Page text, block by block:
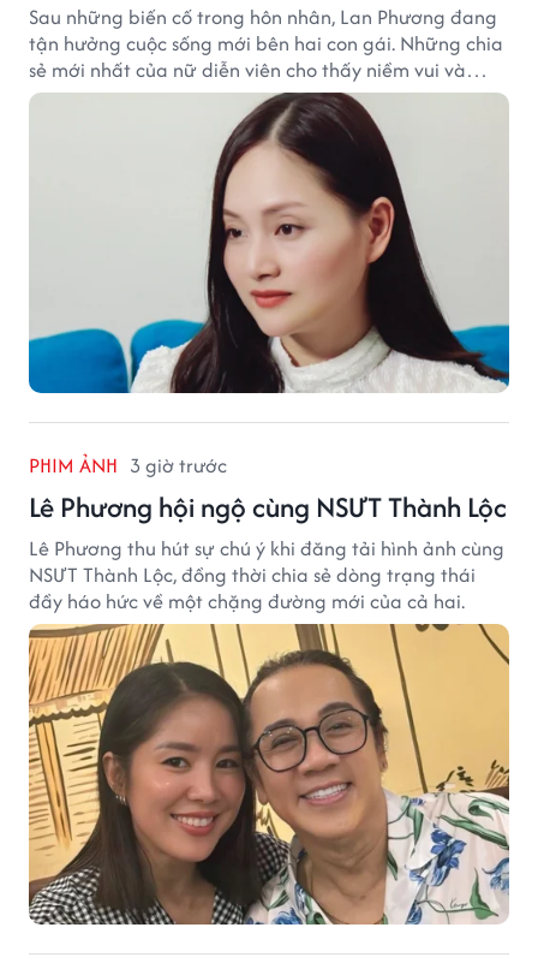
Sau những biến cố trong hôn nhân, Lan Phương đang
tận hưởng cuộc sống mới bên hai con gái. Những chia
sẻ mới nhất của nữ diễn viên cho thấy niềm vui và
hạnh phúc hiện tại đến từ những điều bình dị mỗi
PHIM ẢNH 3 giờ trước
Lê Phương hội ngộ cùng NSƯT Thành Lộc
Lê Phương thu hút sự chú ý khi đăng tải hình ảnh cùng
NSƯT Thành Lộc, đồng thời chia sẻ dòng trạng thái
đầy háo hức về một chặng đường mới của cả hai.